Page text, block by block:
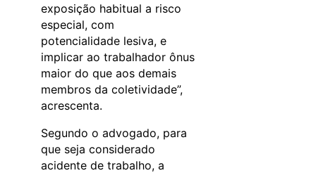
exposição habitual a risco
especial, com
potencialidade lesiva, e
implicar ao trabalhador ônus
maior do que aos demais
membros da coletividade”,
acrescenta.
Segundo o advogado, para
que seja considerado
acidente de trabalho, a